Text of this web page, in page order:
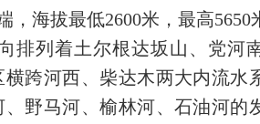
海拔最低2600米，最高5650
排列着土尔根达坂山、党河
跨河西、柴达木两大内流水
野马河、榆林河、石油河的